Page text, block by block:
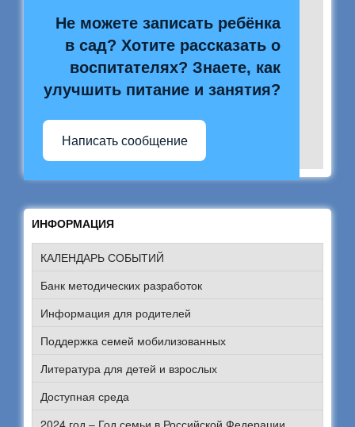
Не можете записать ребёнка
в сад? Хотите рассказать о
воспитателях? Знаете, как
улучшить питание и занятия?
Написать сообщение
ИНФОРМАЦИЯ
КАЛЕНДАРЬ СОБЫТИЙ
Банк методических разработок
Информация для родителей
Поддержка семей мобилизованных
Литература для детей и взрослых
Доступная среда